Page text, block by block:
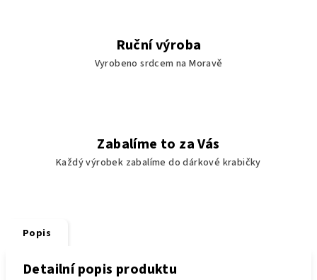
Ruční výroba
Vyrobeno srdcem na Moravě
Zabalíme to za Vás
Každý výrobek zabalíme do dárkové krabičky
Popis
Detailní popis produktu